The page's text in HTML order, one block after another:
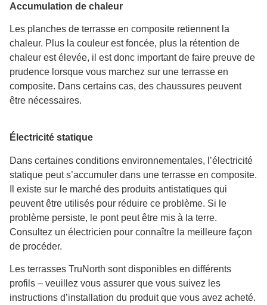
Accumulation de chaleur
Les planches de terrasse en composite retiennent la
chaleur. Plus la couleur est foncée, plus la rétention de
chaleur est élevée, il est donc important de faire preuve de
prudence lorsque vous marchez sur une terrasse en
composite. Dans certains cas, des chaussures peuvent
être nécessaires.
Électricité statique
Dans certaines conditions environnementales, l’électricité
statique peut s’accumuler dans une terrasse en composite.
Il existe sur le marché des produits antistatiques qui
peuvent être utilisés pour réduire ce problème. Si le
problème persiste, le pont peut être mis à la terre.
Consultez un électricien pour connaître la meilleure façon
de procéder.
Les terrasses TruNorth sont disponibles en différents
profils – veuillez vous assurer que vous suivez les
instructions d’installation du produit que vous avez acheté.